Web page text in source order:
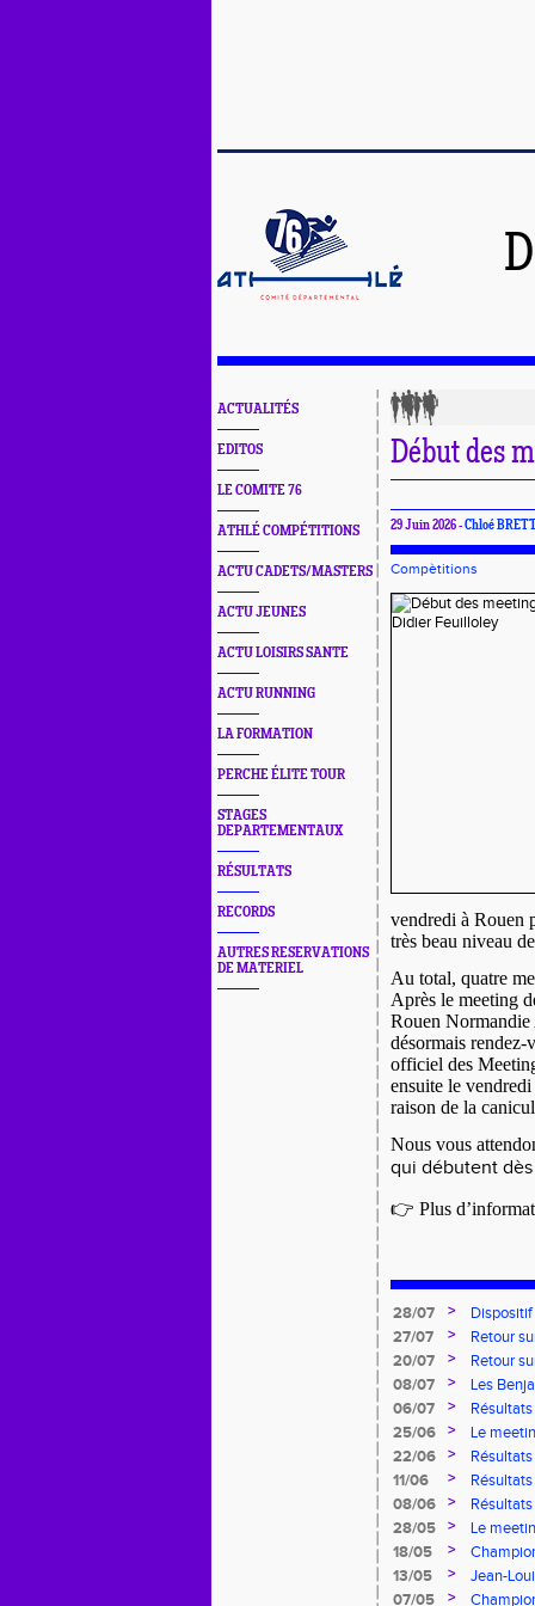
ACTUALITÉS
EDITOS
LE COMITE 76
ATHLÉ COMPÉTITIONS
ACTU CADETS/MASTERS
ACTU JEUNES
ACTU LOISIRS SANTE
ACTU RUNNING
LA FORMATION
PERCHE ÉLITE TOUR
STAGES
DEPARTEMENTAUX
RÉSULTATS
RECORDS
AUTRES RESERVATIONS
DE MATERIEL
Début des
29 Juin 2026 -Chloé
Compètitions
vendredi à Rouen
très beau niveau
Au total, quatre
Après le meeting
Rouen Normandie
désormais
officiel des
ensuite le
raison de la
Nous vous
qui débutent
👉 Plus
28/07 >
pour
27/07 >
Retour
20/07
>
Retour
08/07
>
Les
06/07
>
Pointes
25/06 >
Le
22/06
>
11/06
>
08/06
>
8.2.2.8
28/05 >
Le
CDA 76
18/05 >
13/05
>
Jean-
07/05
>